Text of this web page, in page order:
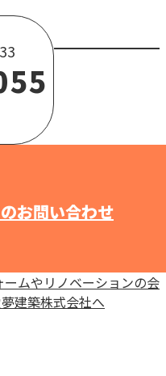
断り】
お問い合わせ